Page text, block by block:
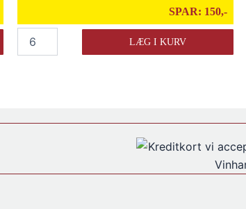
SPAR: 150,-
Viglione
LÆG I KURV